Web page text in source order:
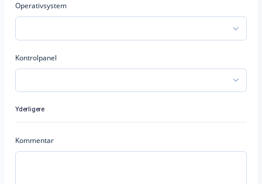
Operativsystem
Kontrolpanel
Yderligere
Kommentar